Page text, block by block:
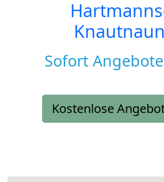
Sofort
Kostenlose